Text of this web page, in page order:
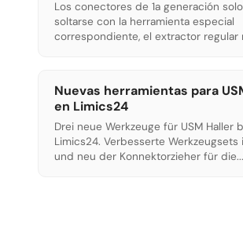
Los conectores de 1a generación
soltarse con la herramienta especial
correspondiente, el extractor regular
Nuevas herramientas para
en Limics24
Drei neue Werkzeuge für USM Haller
Limics24. Verbesserte Werkzeugsets
und neu der Konnektorzieher für die...